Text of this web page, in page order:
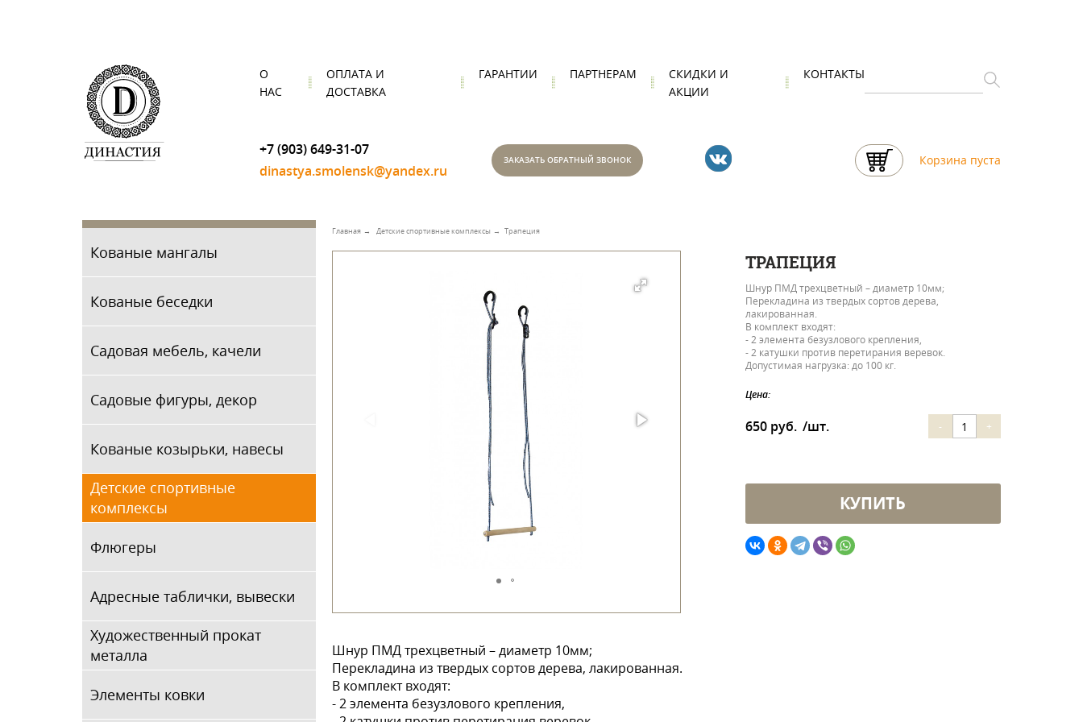
О
НАС
ОПЛАТА И
ДОСТАВКА
ГАРАНТИИ ПАРТНЕРАМ
СКИДКИ И
АКЦИИ
КОНТАКТЫ
+7 (903) 649-31-07
dinastya.smolensk@yandex.ru
ЗАКАЗАТЬ ОБРАТНЫЙ ЗВОНОК Корзина пуста
Кованые мангалы
Кованые беседки
Садовая мебель, качели
Садовые фигуры, декор
Кованые козырьки, навесы
Детские спортивные
комплексы
Флюгеры
Адресные таблички, вывески
Художественный прокат
металла
Элементы ковки
Главная Детские спортивные комплексы Трапеция
ТРАПЕЦИЯ
Шнур ПМД трехцветный – диаметр 10мм;
Перекладина из твердых сортов дерева,
лакированная.
В комплект входят:
- 2 элемента безузлового крепления,
- 2 катушки против перетирания веревок.
Допустимая нагрузка: до 100 кг.
Цена:
650 руб. /шт. - +
Шнур ПМД трехцветный – диаметр 10мм;
Перекладина из твердых сортов дерева, лакированная.
В комплект входят:
- 2 элемента безузлового крепления,